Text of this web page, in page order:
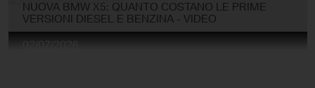
NUOVA BMW X5: QUANTO COSTANO LE PRIME
VERSIONI DIESEL E BENZINA - VIDEO